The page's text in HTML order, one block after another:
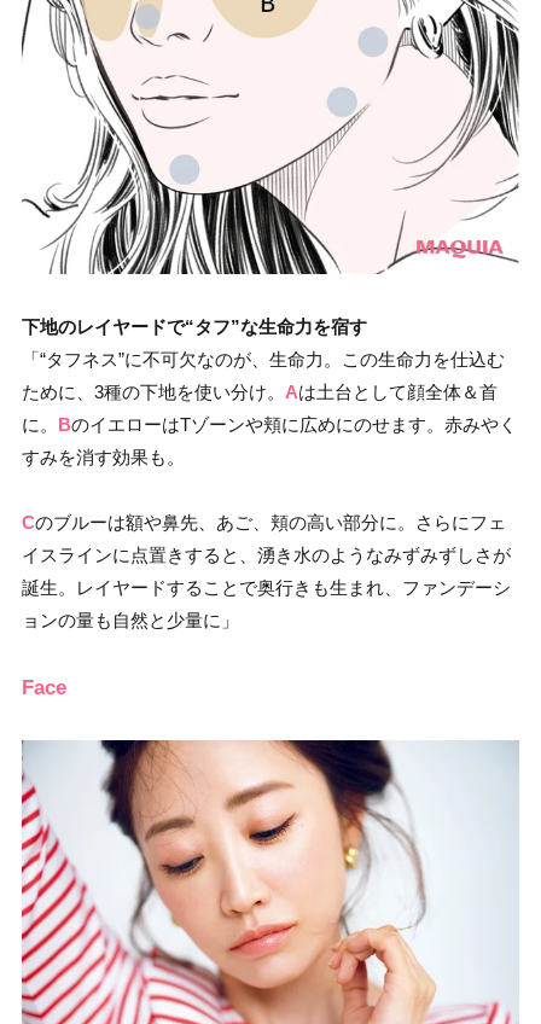
下地のレイヤードで“タフ”な生命力を宿す
「“タフネス”に不可欠なのが、生命力。この生命力を仕込む
ために、3種の下地を使い分け。 Aは土台として顔全体＆首
に。 BのイエローはTゾーンや頬に広めにのせます。赤みやく
すみを消す効果も。
Cのブルーは額や鼻先、あご、頬の高い部分に。さらにフェ
イスラインに点置きすると、湧き水のようなみずみずしさが
誕生。レイヤードすることで奥行きも生まれ、ファンデーシ
ョンの量も自然と少量に」
Face